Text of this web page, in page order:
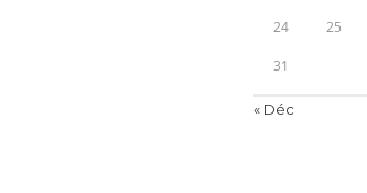
24 25
31
« Déc